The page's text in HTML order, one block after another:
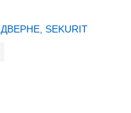
SEKURIT